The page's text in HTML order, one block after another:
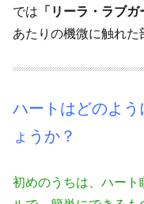
では 「リーラ・ラブ
あたりの機微に触れた
ハートはどのよ
ょうか？
初めのうちは、ハー